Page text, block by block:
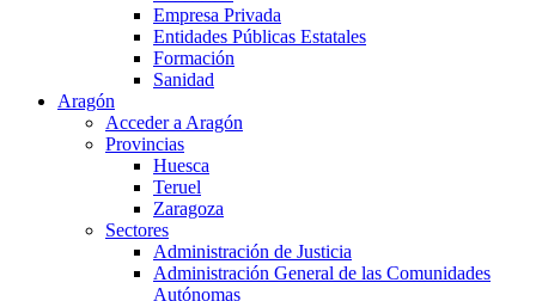
Empresa Privada
Entidades Públicas Estatales
Formación
Sanidad
Aragón
Acceder a Aragón
Provincias
Huesca
Teruel
Zaragoza
Sectores
Administración de Justicia
Administración General de las Comunidades
Autónomas